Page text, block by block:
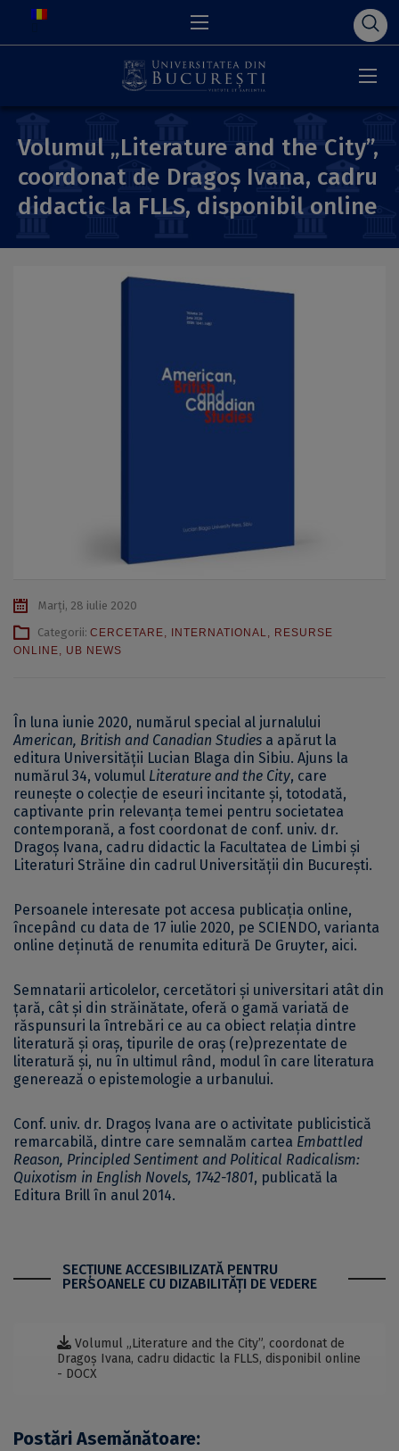
Volumul „Literature and the City”,
coordonat de Dragoș Ivana, cadru
didactic la FLLS, disponibil online
Marți, 28 iulie 2020
Categorii: CERCETARE, INTERNATIONAL, RESURSE
ONLINE, UB NEWS
În luna iunie 2020, numărul special al jurnalului
American, British and Canadian Studies a apărut la
editura Universității Lucian Blaga din Sibiu. Ajuns la
numărul 34, volumul Literature and the City, care
reunește o colecție de eseuri incitante și, totodată,
captivante prin relevanța temei pentru societatea
contemporană, a fost coordonat de conf. univ. dr.
Dragoș Ivana, cadru didactic la Facultatea de Limbi și
Literaturi Străine din cadrul Universității din București.
Persoanele interesate pot accesa publicația online,
începând cu data de 17 iulie 2020, pe SCIENDO, varianta
online deținută de renumita editură De Gruyter, aici.
Semnatarii articolelor, cercetători și universitari atât din
țară, cât și din străinătate, oferă o gamă variată de
răspunsuri la întrebări ce au ca obiect relația dintre
literatură și oraș, tipurile de oraș (re)prezentate de
literatură și, nu în ultimul rând, modul în care literatura
generează o epistemologie a urbanului.
Conf. univ. dr. Dragoș Ivana are o activitate publicistică
remarcabilă, dintre care semnalăm cartea Embattled
Reason, Principled Sentiment and Political Radicalism:
Quixotism in English Novels, 1742-1801, publicată la
Editura Brill în anul 2014.
SECŢIUNE ACCESIBILIZATĂ PENTRU
PERSOANELE CU DIZABILITĂŢI DE VEDERE
Volumul „Literature and the City”, coordonat de
Dragoș Ivana, cadru didactic la FLLS, disponibil online
- DOCX
Postări Asemănătoare: